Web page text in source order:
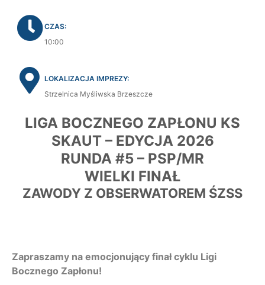
CZAS:
10:00
LOKALIZACJA IMPREZY:
Strzelnica Myśliwska Brzeszcze
LIGA BOCZNEGO ZAPŁONU KS
SKAUT – EDYCJA 2026
RUNDA #5 – PSP/MR
WIELKI FINAŁ
ZAWODY Z OBSERWATOREM ŚZSS
Zapraszamy na emocjonujący finał cyklu Ligi
Bocznego Zapłonu!